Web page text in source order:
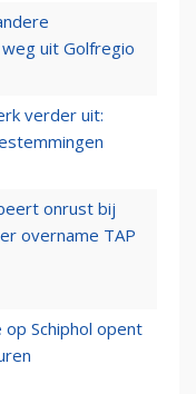
uit Golfregio
verder uit:
onrust bij
overname TAP
Schiphol opent